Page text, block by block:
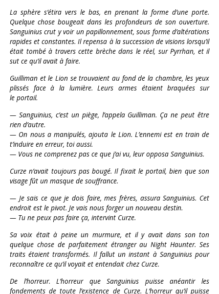
La sphère s’étira vers le bas, en prenant la forme d’une porte.
Quelque chose bougeait dans les profondeurs de son ouverture.
Sanguinius crut y voir un papillonnement, sous forme d’altérations
rapides et constantes. Il repensa à la succession de visions lorsqu’il
était tombé à travers cette brèche dans le réel, sur Pyrrhan, et il
sut ce qu’il avait à faire.
Guilliman et le Lion se trouvaient au fond de la chambre, les yeux
plissés face à la lumière. Leurs armes étaient braquées sur
le portail.
— Sanguinius, c’est un piège, l’appela Guilliman. Ça ne peut être
rien d’autre.
— On nous a manipulés, ajouta le Lion. L’ennemi est en train de
t’induire en erreur, toi aussi.
— Vous ne comprenez pas ce que j’ai vu, leur opposa Sanguinius.
Curze n’avait toujours pas bougé. Il fixait le portail, bien que son
visage fût un masque de souffrance.
— Je sais ce que je dois faire, mes frères, assura Sanguinius. Cet
endroit est le pivot. Je vais nous forger un nouveau destin.
— Tu ne peux pas faire ça, intervint Curze.
Sa voix était à peine un murmure, et il y avait dans son ton
quelque chose de parfaitement étranger au Night Haunter. Ses
traits étaient transformés. Il fallut un instant à Sanguinius pour
reconnaître ce qu’il voyait et entendait chez Curze.
De l’horreur. L’horreur que Sanguinius puisse anéantir les
fondements de toute l’existence de Curze. L’horreur qu’il puisse